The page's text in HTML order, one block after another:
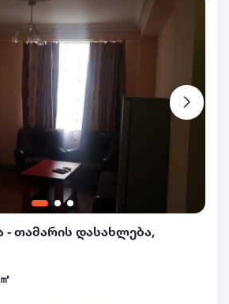
- თამარის დასახლება,